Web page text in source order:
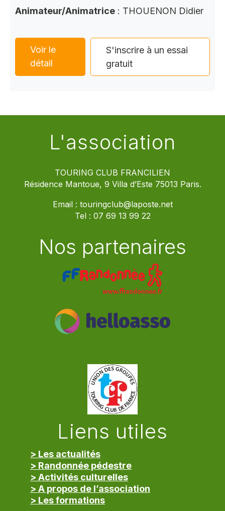
Animateur/Animatrice : THOUENON Didier
Voir le
détail
S'inscrire à un essai
gratuit
L'association
TOURING CLUB FRANCILIEN
Résidence Mantoue, 9 Villa d’Este 75013 Paris.
Email : touringclub@laposte.net
Tel : 07 69 13 99 22
Nos partenaires
Liens utiles
> Les actualités
> Randonnée pédestre
> Activités culturelles
> A propos de l’association
> Les formations